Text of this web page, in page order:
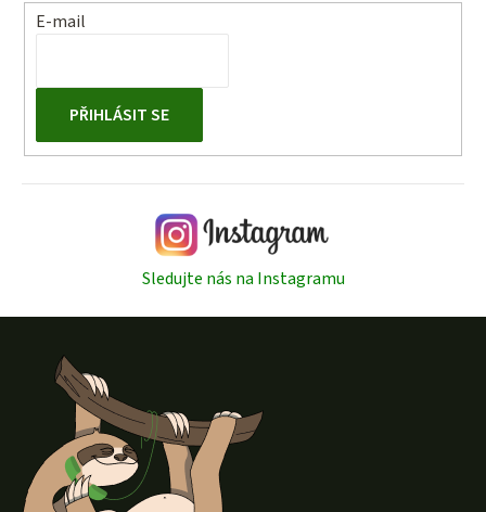
E-mail
PŘIHLÁSIT SE
Sledujte nás na Instagramu